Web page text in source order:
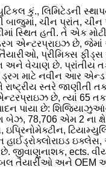
કું., લિમિટેડની
બાજુમાં, ચીન પ્રાંત, ચીન
સ્થિત હતી. તે એક
ડ્રગ એન્ટરપ્રાઇઝ છે,
પ્રીમિક્સ
અને વેચાણ છે. પ્રાંતીય
ડ્રગ માટે નવીન આર એન્ડ
સ્તરે જાણીતી
છે, ત્યાં 65
પાયા છે:
78,706 એમ 2 ના
જીવાણુનાશક, ects.
તૈયારીઓ અને OEM